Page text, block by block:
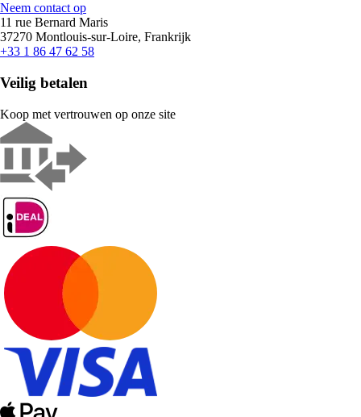
Neem contact op
11 rue Bernard Maris
37270 Montlouis-sur-Loire, Frankrijk
+33 1 86 47 62 58
Veilig betalen
Koop met vertrouwen op onze site